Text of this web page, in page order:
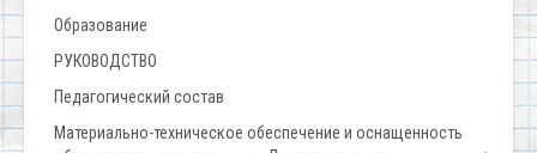
Образование
РУКОВОДСТВО
Педагогический состав
Материально-техническое обеспечение и оснащенность